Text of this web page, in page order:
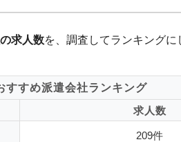
求人数を、調査してランキングに
すすめ派遣会社ランキング
求人数
209件